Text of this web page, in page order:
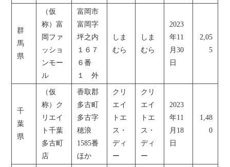
群
馬
県
（仮
称）富
岡ファ
ッショ
ンモー
ル
富岡市
富岡字
坪之内
１６７
６番
１ 外
しま
むら
しま
むら
2023
年11
月30
日
2,05
5
千
葉
県
（仮
称）ク
リエイ
ト千葉
多古町
店
香取郡
多古町
多古字
穂浪
1585番
ほか
クリ
エイ
トエ
ス・
ディ
ー
クリ
エイ
トエ
ス・
ディ
ー
2023
年11
月18
日
1,48
0